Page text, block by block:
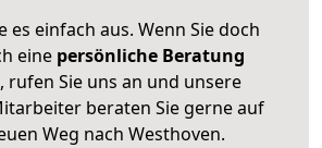
es einfach aus. Wenn Sie doch
eine persönliche Beratung
rufen Sie uns an und unsere
beraten Sie gerne auf
Weg nach Westhoven.